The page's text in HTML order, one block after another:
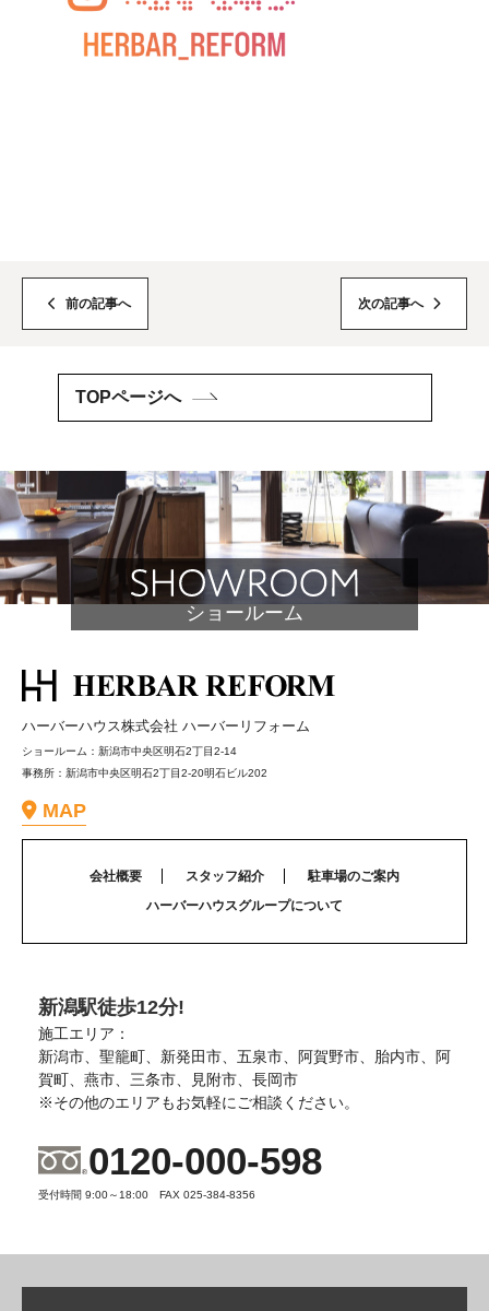
前の記事へ 次の記事へ
TOPページへ
ショールーム
ハーバーハウス株式会社 ハーバーリフォーム
ショールーム：新潟市中央区明石2丁目2-14
事務所：新潟市中央区明石2丁目2-20明石ビル202
MAP
会社概要 スタッフ紹介
駐車場のご案内
ハーバーハウスグループについて
新潟駅徒歩12分!
施工エリア：
新潟市、聖籠町、新発田市、五泉市、阿賀野市、胎内市、阿
賀町、燕市、三条市、見附市、長岡市
※その他のエリアもお気軽にご相談ください。
0120-000-598
受付時間 9:00～18:00 FAX 025-384-8356